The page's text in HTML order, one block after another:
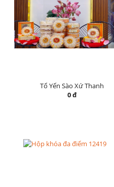
Tổ Yến Sào Xứ Thanh
0 đ